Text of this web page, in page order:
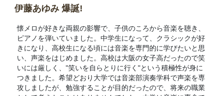
伊藤あゆみ 爆誕!
懐メロが好きな両親の影響で、子供のころから音楽を聴き、
ピアノを弾いていました。中学生になって、クラシックが好
きになり、高校生になる頃には音楽を専門的に学びたいと思
い、声楽をはじめました。高校は大阪の女子高だったので笑
いには厳しく、"笑いを自らとりに行く"という積極性が身に
つきました。希望どおり大学では音楽部演奏学科で声楽を専
攻しましたが、勉強することが目的だったので、将来の職業